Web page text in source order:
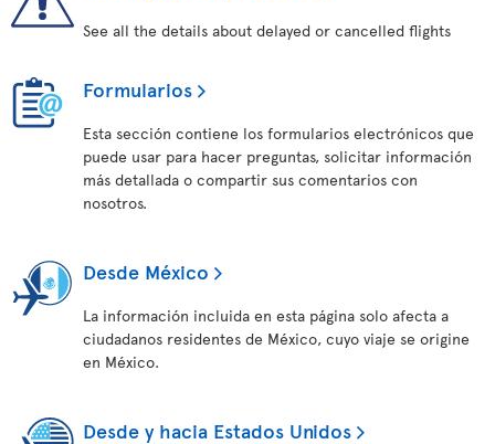
See all the details about delayed or cancelled flights
Formularios
Esta sección contiene los formularios electrónicos que
puede usar para hacer preguntas, solicitar información
más detallada o compartir sus comentarios con
nosotros.
Desde México
La información incluida en esta página solo afecta a
ciudadanos residentes de México, cuyo viaje se origine
en México.
Desde y hacia Estados Unidos